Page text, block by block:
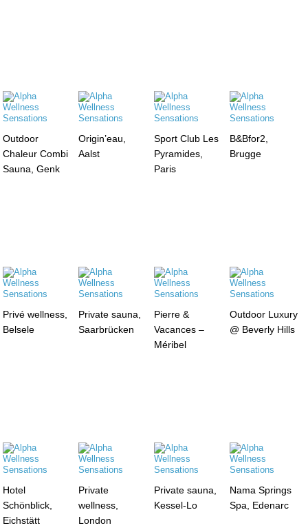
Outdoor
Chaleur Combi
Sauna, Genk
Origin’eau,
Aalst
Sport Club Les
Pyramides,
Paris
B&Bfor2,
Brugge
Privé wellness,
Belsele
Private sauna,
Saarbrücken
Pierre &
Vacances –
Méribel
Outdoor Luxury
@ Beverly Hills
Hotel
Schönblick,
Eichstätt
Private
wellness,
London
Private sauna,
Kessel-Lo
Nama Springs
Spa, Edenarc